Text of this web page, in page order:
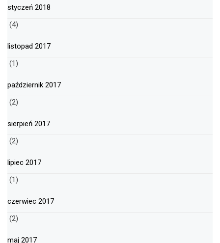
styczeń 2018
(4)
listopad 2017
(1)
październik 2017
(2)
sierpień 2017
(2)
lipiec 2017
(1)
czerwiec 2017
(2)
maj 2017